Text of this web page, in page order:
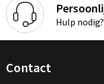
Hulp
Contact